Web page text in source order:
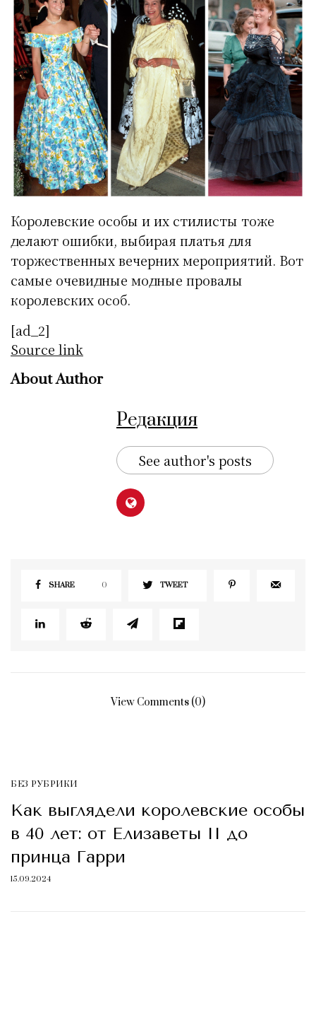
Королевские особы и их стилисты тоже
делают ошибки, выбирая платья для
торжественных вечерних мероприятий. Вот
самые очевидные модные провалы
королевских особ.
[ad_2]
Source link
About Author
Редакция
See author's posts
SHARE 0 TWEET
View Comments (0)
БЕЗ РУБРИКИ
Как выглядели королевские особы
в 40 лет: от Елизаветы II до
принца Гарри
15.09.2024